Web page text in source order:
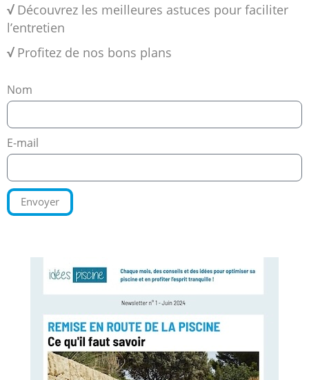
√Découvrez les meilleures astuces pour faciliter
l’entretien
√Profitez de nos bons plans
Nom
E-mail
Envoyer